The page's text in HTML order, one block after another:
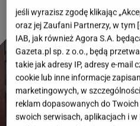
jeśli wyrazisz zgodę klikając
oraz jej Zaufani Partnerzy, w tym [
IAB, jak również Agora S.A.
Gazeta.pl sp. z o.o., będą
takie jak adresy IP, adresy e-mail
cookie lub inne informacje
marketingowych, w
reklam dopasowanych do
swoich serwisach, aplikacjach i